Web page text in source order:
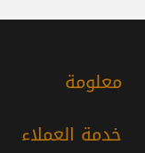
معلومة
خدمة العملاء